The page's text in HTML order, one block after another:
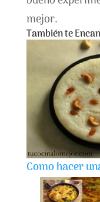
mejor.
También te
Como hacer